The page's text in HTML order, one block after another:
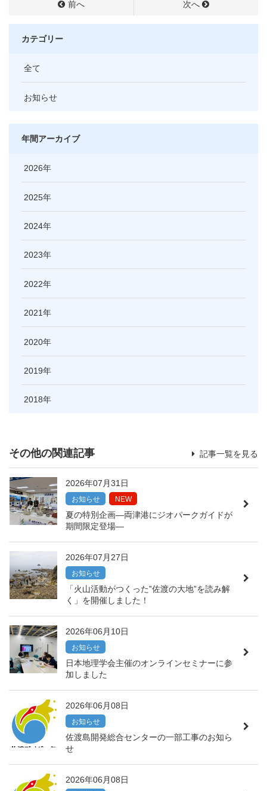
前へ 次へ
カテゴリー
全て
お知らせ
年間アーカイブ
2026
2025
2024
2023
2022
2021
2020
2019
2018
その他の関連記事 記事一覧を見る
2026年07月31日
お知らせ NEW
夏の特別企画―両津港にジオパークガイドが
期間限定登場―
2026年07月27日
お知らせ
「火山活動がつくった”佐渡の大地”を読み解
く」を開催しました！
2026年06月10日
お知らせ
日本地理学会主催のオンラインセミナーに参
加しました
2026年06月08日
お知らせ
佐渡島開発総合センターの一部工事のお知ら
せ
2026年06月08日